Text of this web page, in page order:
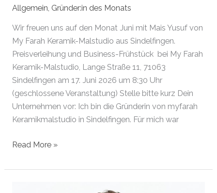
Allgemein Gründer:in des Monats
Wir freuen uns auf den Monat Juni mit Mais Yusuf von
My Farah Keramik-Malstudio aus Sindelfingen.
Preisverleihung und Business-Frühstück bei My Farah
Keramik-Malstudio, Lange Straße 11, 71063
Sindelfingen am 17. Juni 2026 um 8:30 Uhr
(geschlossene Veranstaltung) Stelle bitte kurz Dein
Unternehmen vor: Ich bin die Gründerin von myfarah
Keramikmalstudio in Sindelfingen. Für mich war
Gründerin
Monats
Read More »